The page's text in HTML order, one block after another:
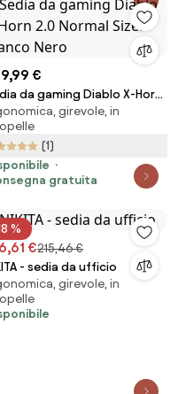
€
da gaming Diablo X-Horn
Normal Size: Bianco Nero
girevole, in
(1)
gratuita
%
€215,46 €
- sedia da ufficio
girevole, in